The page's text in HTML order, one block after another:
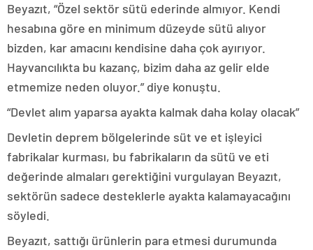
Beyazıt, “Özel sektör sütü ederinde almıyor. Kendi
hesabına göre en minimum düzeyde sütü alıyor
bizden, kar amacını kendisine daha çok ayırıyor.
Hayvancılıkta bu kazanç, bizim daha az gelir elde
etmemize neden oluyor.” diye konuştu.
“Devlet alım yaparsa ayakta kalmak daha kolay olacak”
Devletin deprem bölgelerinde süt ve et işleyici
fabrikalar kurması, bu fabrikaların da sütü ve eti
değerinde almaları gerektiğini vurgulayan Beyazıt,
sektörün sadece desteklerle ayakta kalamayacağını
söyledi.
Beyazıt, sattığı ürünlerin para etmesi durumunda